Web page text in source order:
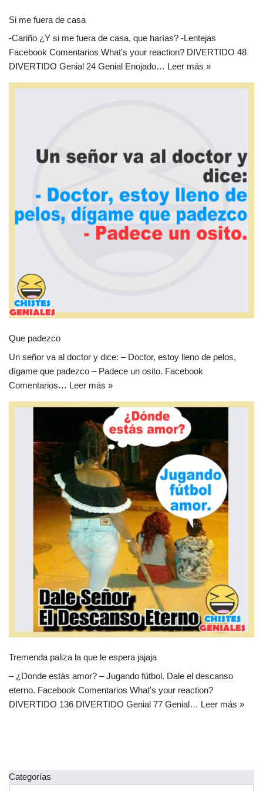
Si me fuera de casa
-Cariño ¿Y si me fuera de casa, que harías? -Lentejas
Facebook Comentarios What's your reaction? DIVERTIDO 48
DIVERTIDO Genial 24 Genial Enojado… Leer más »
Que padezco
Un señor va al doctor y dice: – Doctor, estoy lleno de pelos,
dígame que padezco – Padece un osito. Facebook
Comentarios… Leer más »
Tremenda paliza la que le espera jajaja
– ¿Donde estás amor? – Jugando fútbol. Dale el descanso
eterno. Facebook Comentarios What's your reaction?
DIVERTIDO 136 DIVERTIDO Genial 77 Genial… Leer más »
Categorías